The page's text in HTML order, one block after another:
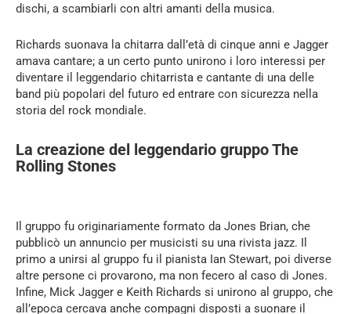
dischi, a scambiarli con altri amanti della musica.
Richards suonava la chitarra dall’età di cinque anni e Jagger
amava cantare; a un certo punto unirono i loro interessi per
diventare il leggendario chitarrista e cantante di una delle
band più popolari del futuro ed entrare con sicurezza nella
storia del rock mondiale.
La creazione del leggendario gruppo The
Rolling Stones
Il gruppo fu originariamente formato da Jones Brian, che
pubblicò un annuncio per musicisti su una rivista jazz. Il
primo a unirsi al gruppo fu il pianista Ian Stewart, poi diverse
altre persone ci provarono, ma non fecero al caso di Jones.
Infine, Mick Jagger e Keith Richards si unirono al gruppo, che
all’epoca cercava anche compagni disposti a suonare il